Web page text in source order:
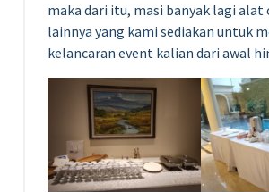
maka dari itu, masi banyak lagi alat
lainnya yang kami sediakan untuk
kelancaran event kalian dari awal